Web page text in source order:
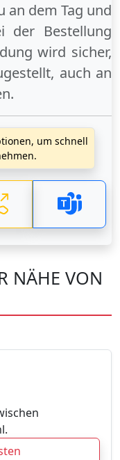
an dem Tag und
der Bestellung
wird sicher,
auch an
.
um schnell
NÄHE VON